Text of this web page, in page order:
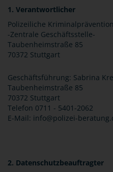
1. Verantwortlicher
Polizeiliche
-Zentrale Geschäftsstelle-
Taubenheimstraße 85
70372 Stuttgart
Geschäftsführung: Sabrina
Taubenheimstraße 85
70372 Stuttgart
Telefon 0711 - 5401-2062
E-Mail: info@polizei-
2. Datenschutzbeauftragter